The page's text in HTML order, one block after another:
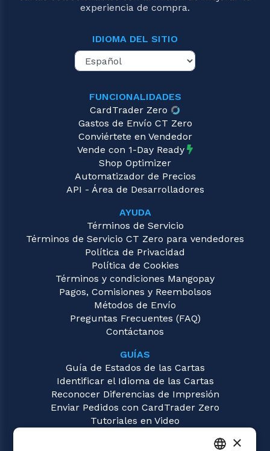
experiencia de compra.
IDIOMA DEL SITIO
FUNCIONALIDADES
CardTrader Zero
Gastos de Envío CT Zero
Conviértete en Vendedor
Vende con 1-Day Ready
Shop Optimizer
Automatizador de Precios
API - Área de Desarrolladores
AYUDA
Términos de Servicio
Términos de Servicio CT Zero para vendedores
Política de Privacidad
Política de Cookies
Términos y condiciones Mangopay
Pagos, Comisiones y Reembolsos
Métodos de Envío
Preguntas Frecuentes (FAQ)
Contáctanos
GUÍAS
Guía de Estados de las Cartas
Identificar el Idioma de las Cartas
Reconocer Diferencias de Impresión
Enviar Pedidos con CardTrader Zero
Tutoriales en Video
×